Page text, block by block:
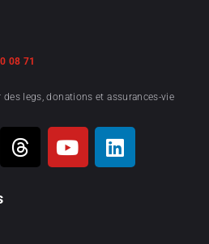
08 71
legs, donations et assurances-vie